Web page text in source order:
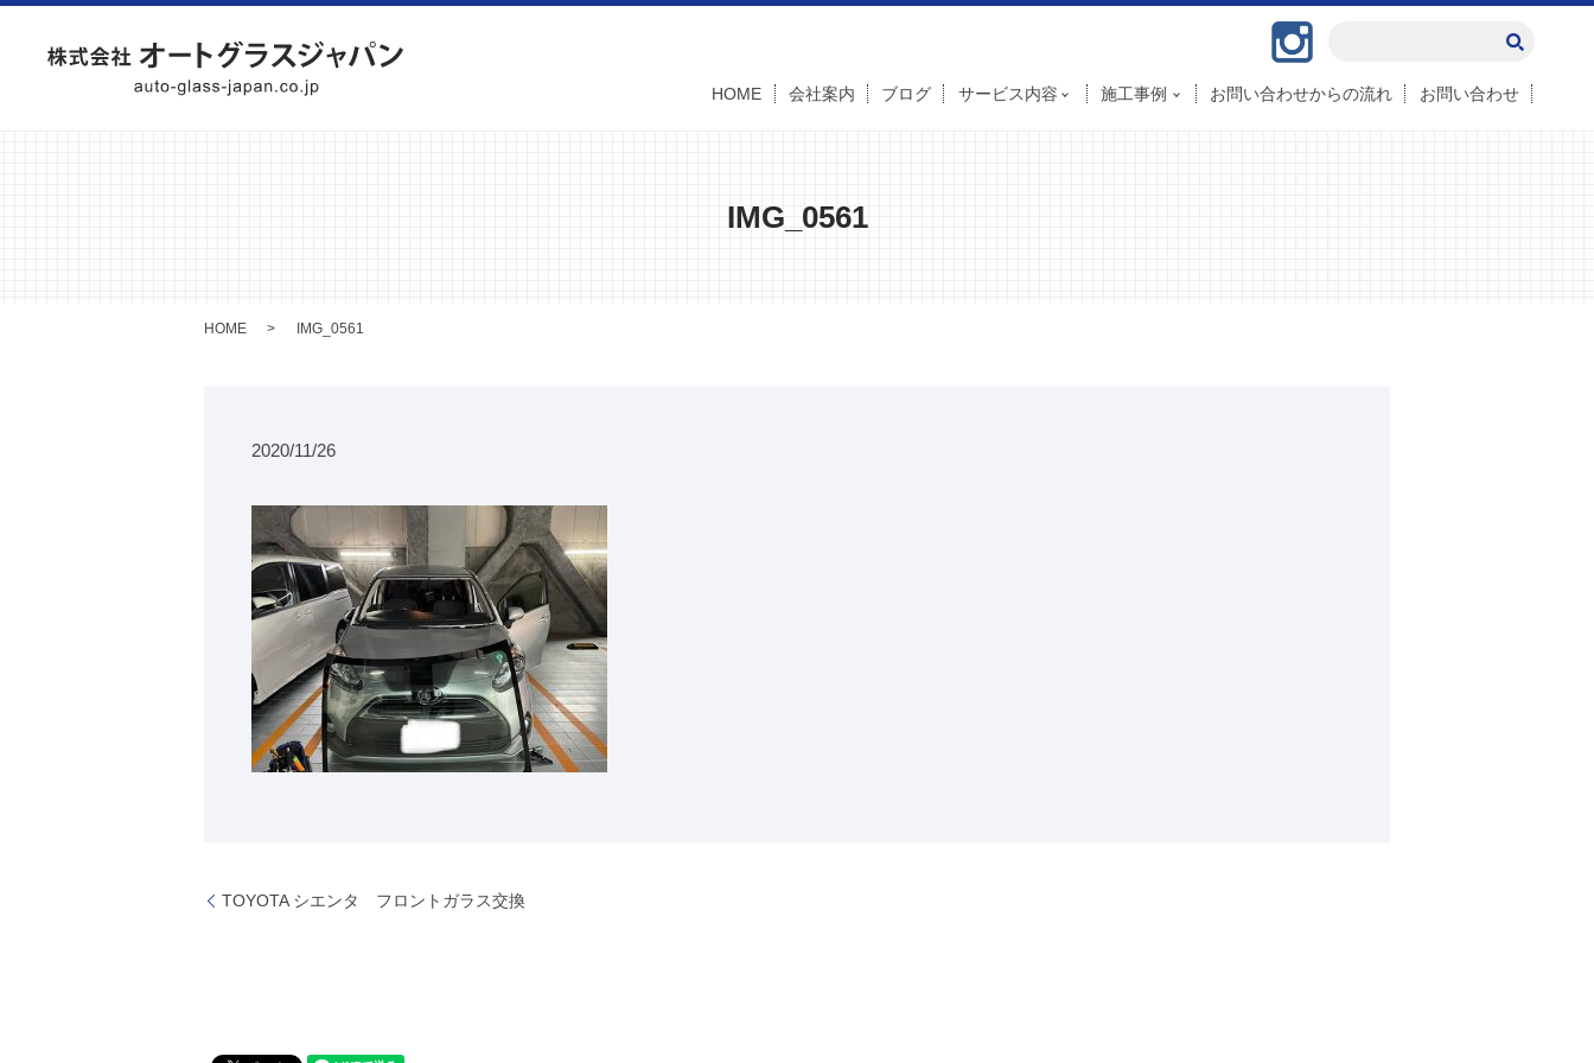
HOME 会社案内 ブログ サービス内容 施工事例 お問い合わせからの流れ お問い合わせ
IMG_0561
HOME IMG_0561
2020/11/26
TOYOTA シエンタ フロントガラス交換